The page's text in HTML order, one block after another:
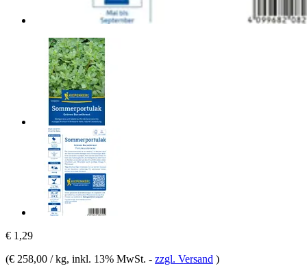
€ 1,29
(€ 258,00 / kg, inkl. 13% MwSt. - zzgl. Versand )